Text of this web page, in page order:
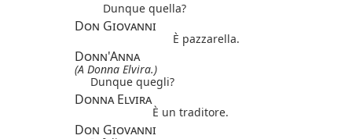
Dunque quella?
Don Giovanni
È pazzarella.
Donn'Anna
(A Donna Elvira.)
Dunque quegli?
Donna Elvira
È un traditore.
Don Giovanni